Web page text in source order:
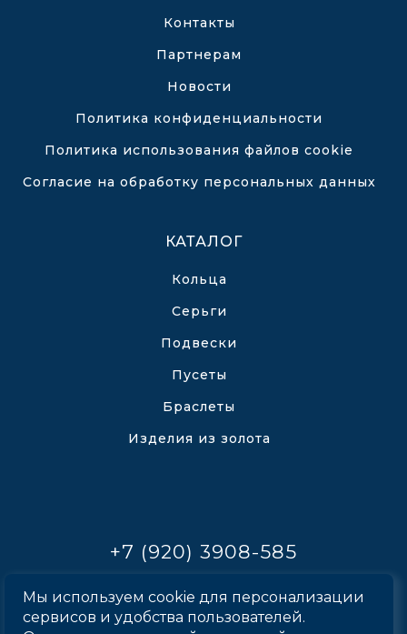
Контакты
Партнерам
Новости
Политика конфиденциальности
Политика использования файлов cookie
Согласие на обработку персональных данных
КАТАЛОГ
Кольца
Серьги
Подвески
Пусеты
Браслеты
Изделия из золота
+7 (920) 3908-585
info@bt-diamond.ru
Мы используем cookie для персонализации
сервисов и удобства пользователей.